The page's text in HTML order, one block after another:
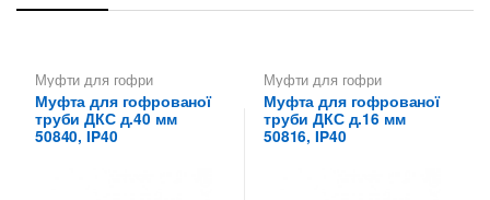
Муфти для гофри
Муфта для гофрованої
труби ДКС д.40 мм
50840, IP40
Муфти для гофри
Муфта для гофрованої
труби ДКС д.16 мм
50816, IP40